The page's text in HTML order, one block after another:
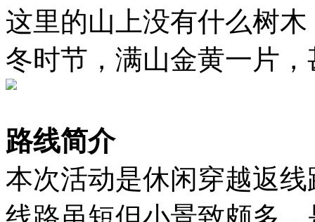
这里的山上没有什么树
冬时节，满山金黄一片
路线简介
本次活动是休闲穿越返